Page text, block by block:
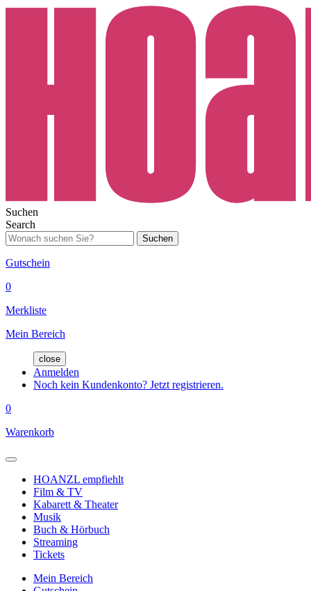
Suchen
Search
Suchen
Gutschein
0
Merkliste
Mein Bereich
close
Anmelden
Noch kein Kundenkonto? Jetzt registrieren.
0
Warenkorb
HOANZL empfiehlt
Film & TV
Kabarett & Theater
Musik
Buch & Hörbuch
Streaming
Tickets
Mein Bereich